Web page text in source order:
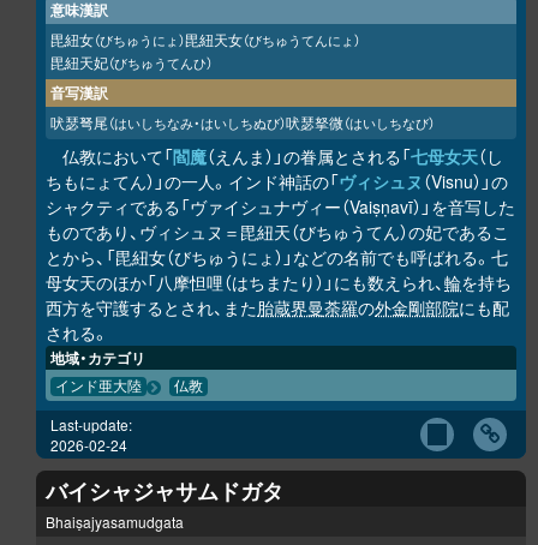
意味漢訳
毘紐女（びちゅうにょ）毘紐天女（びちゅうてんにょ）
毘紐天妃（びちゅうてんひ）
音写漢訳
吠瑟弩尾（はいしちなみ・はいしちぬび）吠瑟拏微（はいしちなび）
仏教において「閻魔（えんま）」の眷属とされる「七母女天（し
ちもにょてん）」の一人。インド神話の「ヴィシュヌ （Visnu）」の
シャクティである「ヴァイシュナヴィー（Vaiṣṇavī）」を音写した
ものであり、ヴィシュヌ＝毘紐天（びちゅうてん）の妃であるこ
とから、「毘紐女（びちゅうにょ）」などの名前でも呼ばれる。七
母女天のほか「八摩怛哩（はちまたり）」にも数えられ、輪を持ち
西方を守護するとされ、また胎蔵界曼荼羅の外金剛部院にも配
される。
地域・カテゴリ
インド亜大陸 仏教
Last-update:
2026-02-24
バイシャジャサムドガタ
Bhaiṣajyasamudgata